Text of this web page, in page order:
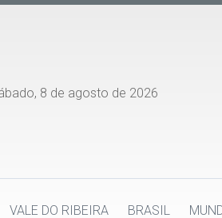
8 de agosto de 2026
VALE DO RIBEIRA BRASIL